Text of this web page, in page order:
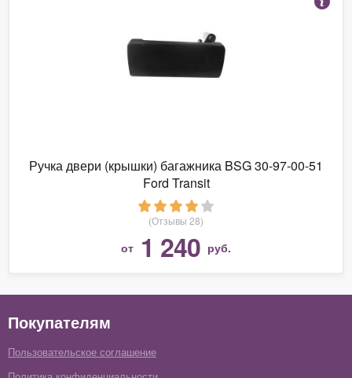
Ручка двери (крышки) багажника BSG 30-97-00-51
Ford Transit
(Отзывы 28)
от 1 240 руб.
Покупателям
Пользовательское соглашение